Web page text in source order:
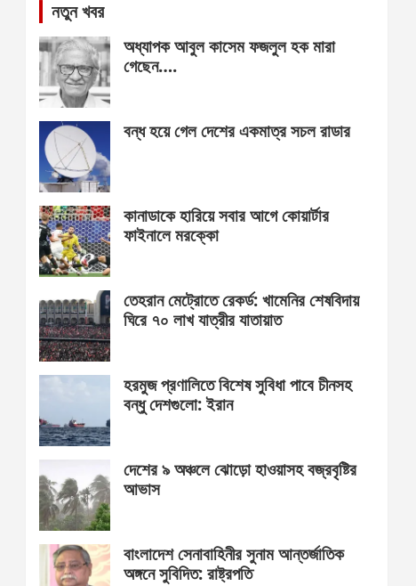
নতুন খবর
অধ্যাপক আবুল কাসেম ফজলুল হক মারা
গেছেন….
বন্ধ হয়ে গেল দেশের একমাত্র সচল রাডার
কানাডাকে হারিয়ে সবার আগে কোয়ার্টার
ফাইনালে মরক্কো
তেহরান মেট্রোতে রেকর্ড: খামেনির শেষবিদায়
ঘিরে ৭০ লাখ যাত্রীর যাতায়াত
হরমুজ প্রণালিতে বিশেষ সুবিধা পাবে চীনসহ
বন্ধু দেশগুলো: ইরান
দেশের ৯ অঞ্চলে ঝোড়ো হাওয়াসহ বজ্রবৃষ্টির
আভাস
বাংলাদেশ সেনাবাহিনীর সুনাম আন্তর্জাতিক
অঙ্গনে সুবিদিত: রাষ্ট্রপতি